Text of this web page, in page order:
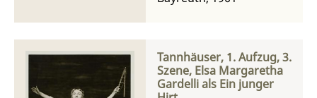
Tannhäuser, 1. Aufzug, 3.
Szene, Elsa Margaretha
Gardelli als Ein junger